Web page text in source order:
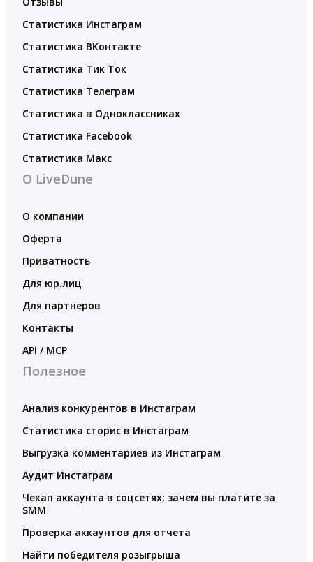
Статистика Инстаграм
Статистика ВКонтакте
Статистика Тик Ток
Статистика Телеграм
Статистика в Одноклассниках
Статистика Facebook
Статистика Макс
О LiveDune
О компании
Оферта
Приватность
Для юр.лиц
Для партнеров
Контакты
API / MCP
Полезное
Анализ конкурентов в Инстаграм
Статистика сторис в Инстаграм
Выгрузка комментариев из Инстаграм
Аудит Инстаграм
Чекап аккаунта в соцсетях: зачем вы платите за
SMM
Проверка аккаунтов для отчета
Найти победителя розыгрыша